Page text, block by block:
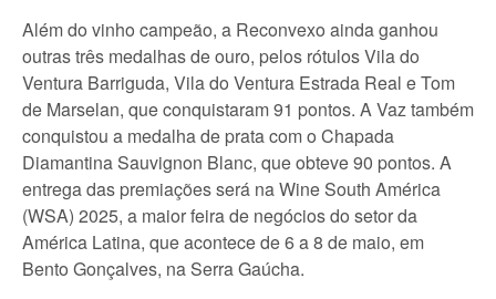
Além do vinho campeão, a Reconvexo ainda ganhou
outras três medalhas de ouro, pelos rótulos Vila do
Ventura Barriguda, Vila do Ventura Estrada Real e Tom
de Marselan, que conquistaram 91 pontos. A Vaz também
conquistou a medalha de prata com o Chapada
Diamantina Sauvignon Blanc, que obteve 90 pontos. A
entrega das premiações será na Wine South América
(WSA) 2025, a maior feira de negócios do setor da
América Latina, que acontece de 6 a 8 de maio, em
Bento Gonçalves, na Serra Gaúcha.